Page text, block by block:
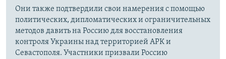
Они также подтвердили свои намерения с помощью
политических, дипломатических и ограничительных
методов давить на Россию для восстановления
контроля Украины над территорией АРК и
Севастополя. Участники призвали Россию